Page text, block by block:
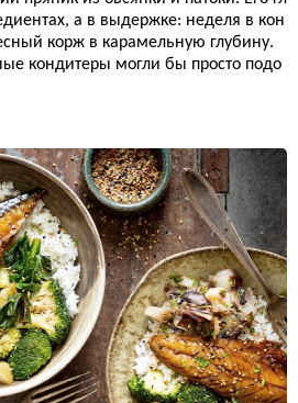
а в выдержке: неделя в кон
корж в карамельную глубину.
кондитеры могли бы просто подо